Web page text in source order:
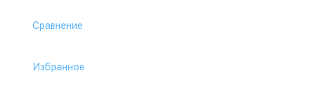
Сравнение
Избранное